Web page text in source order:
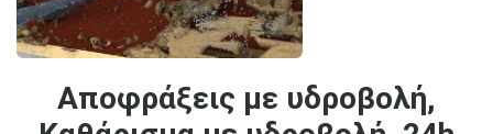
Αποφράξεις με υδροβολή,